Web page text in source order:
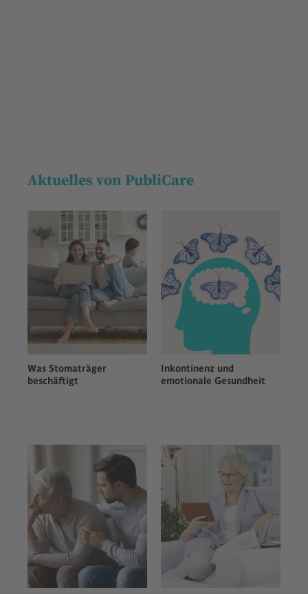
Zustimmung, um den YouTube
Video-Service zu laden!
Wir verwenden einen Service eines
Drittanbieters, um Videoinhalte
einzubetten. Dieser Service kann
Daten zu Ihren Aktivitäten sammeln.
Bitte lesen Sie die Details durch und
stimmen Sie der Nutzung des Service
zu, um dieses Video anzusehen.
Mehr Informationen
Management Platform
Aktuelles von PubliCare
Was Stomaträger
beschäftigt
Inkontinenz und
emotionale Gesundheit